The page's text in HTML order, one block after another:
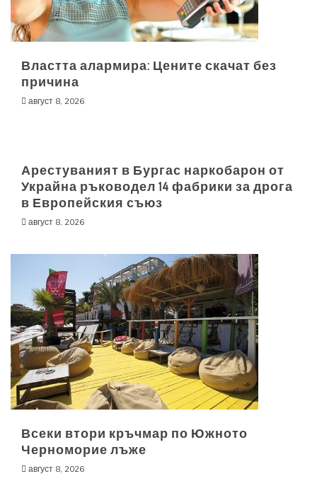
Властта алармира: Цените скачат без
причина
август 8, 2026
Арестуваният в Бургас наркобарон от
Украйна ръководел 14 фабрики за дрога
в Европейския съюз
август 8, 2026
Всеки втори кръчмар по Южното
Черноморие лъже
август 8, 2026